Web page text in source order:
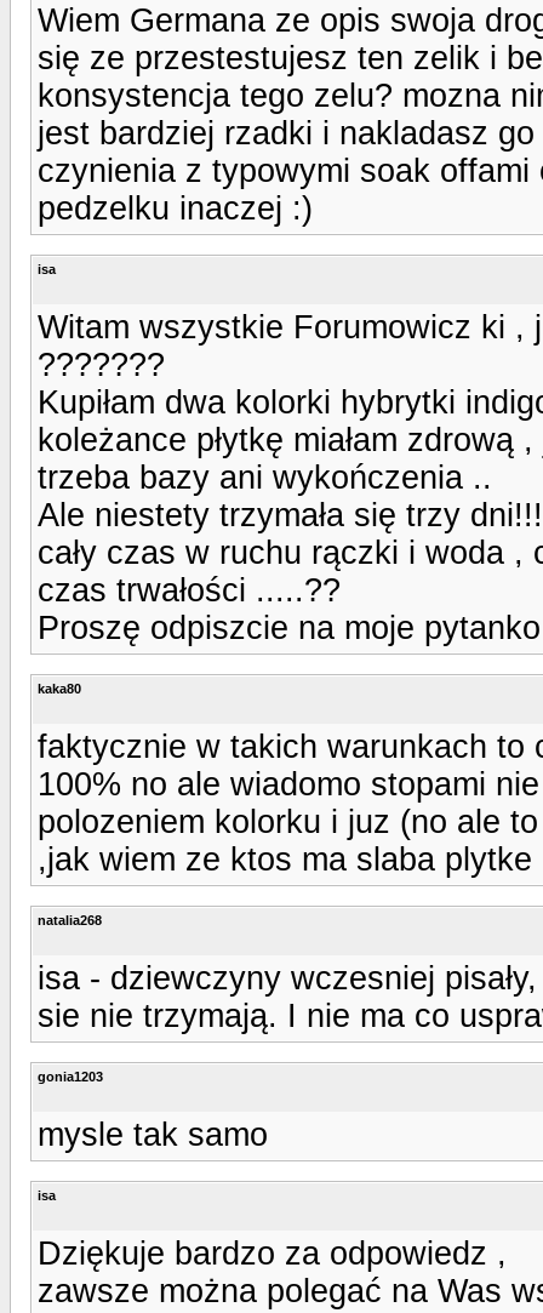
Wiem Germana ze opis swoja
się ze przestestujesz ten zelik i
konsystencja tego zelu? mozna
jest bardziej rzadki i nakladasz
czynienia z typowymi soak
pedzelku inaczej :)
isa
Witam wszystkie Forumowicz ki ,
???????
Kupiłam dwa kolorki hybrytki
koleżance płytkę miałam
trzeba bazy ani wykończenia ..
Ale niestety trzymała się trzy
cały czas w ruchu rączki i woda ,
czas trwałości .....??
Proszę odpiszcie na moje pytanko
kaka80
faktycznie w takich warunkach to
100% no ale wiadomo stopami
polozeniem kolorku i juz (no ale
,jak wiem ze ktos ma slaba
natalia268
isa - dziewczyny wczesniej
sie nie trzymają. I nie ma co
gonia1203
mysle tak samo
isa
Dziękuje bardzo za odpowiedz ,
zawsze można polegać na Was